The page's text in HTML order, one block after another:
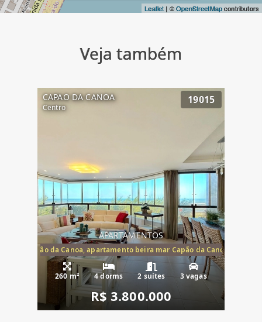
Leaflet | ©OpenStreetMapcontributors
Veja também
CAPAO DA CANOA
Centro
19015
APARTAMENTOS
mar Capão da Canoa, apartamento beira mar Capão da Canoa,
260 m² 4 dorms 2 suítes 3 vagas
R$ 3.800.000